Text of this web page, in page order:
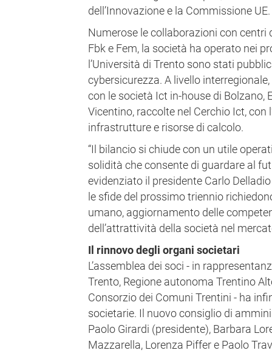
dell’Innovazione e la Commissione UE.
Numerose le collaborazioni con centri
Fbk e Fem, la società ha operato nei
l’Università di Trento sono stati
cybersicurezza. A livello
con le società Ict in-house di Bolzano,
Vicentino, raccolte nel Cerchio Ict, con
infrastrutture e risorse di calcolo.
“Il bilancio si chiude con un utile
solidità che consente di guardare al
evidenziato il presidente Carlo
le sfide del prossimo triennio
umano, aggiornamento delle
dell’attrattività della società nel
Il rinnovo degli organi societari
L’assemblea dei soci - in
Trento, Regione autonoma Trentino
Consorzio dei Comuni Trentini - ha
societarie. Il nuovo consiglio di
Paolo Girardi (presidente), Barbara
Mazzarella, Lorenza Piffer e Paolo